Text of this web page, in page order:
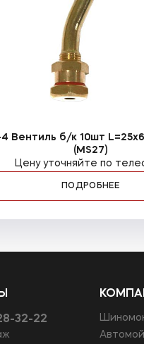
Вентиль б/к 10шт
(MS27)
Цену уточняйте по
ПОДРОБНЕЕ
32-22